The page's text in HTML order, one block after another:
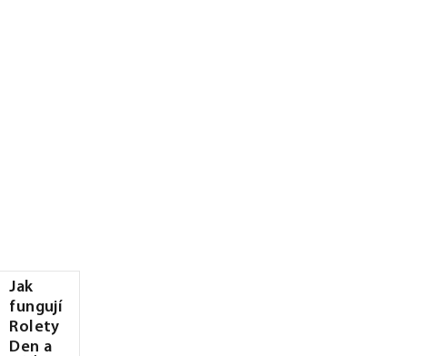
Jak
fungují
Rolety
Den a